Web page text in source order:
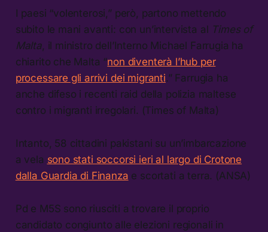
I paesi “volenterosi,” però, partono mettendo
subito le mani avanti: con un’intervista al
Times of
Malta, il ministro dell’Interno Michael Farrugia ha
chiarito che Malta “non diventerà l’hub per
processare gli arrivi dei migranti.” Farrugia ha
anche difeso i recenti raid della polizia maltese
contro i migranti irregolari. (Times of Malta)
Intanto, 58 cittadini pakistani su un’imbarcazione
a vela sono stati soccorsi ieri al largo di Crotone
dalla Guardia di Finanza e scortati a terra. (ANSA)
Pd e M5S sono riusciti a trovare il proprio
candidato congiunto alle elezioni regionali in